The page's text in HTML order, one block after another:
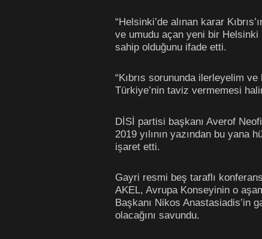
“Helsinki’de alınan karar
ve umudu açan yeni bir Helsinki
sahip olduğunu ifade etti.
“Kıbrıs sorununda ilerleyelim
Türkiye’nin taviz vermemesi
DİSİ partisi başkanı Averof
2019 yılının yazından bu yana
işaret etti.
Gayri resmi beş taraflı
AKEL, Avrupa Konseyinin o
Başkanı Nikos Anastasiadis’in
olacağını savundu.